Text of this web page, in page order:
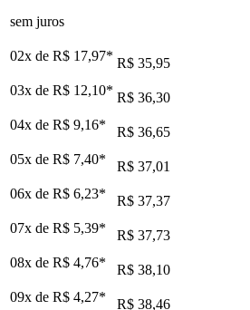
sem juros
02x de R$ 17,97* R$ 35,95
03x de R$ 12,10* R$ 36,30
04x de R$ 9,16*
R$ 36,65
05x de R$ 7,40*
R$ 37,01
06x de R$ 6,23*
R$ 37,37
07x de R$ 5,39*
R$ 37,73
08x de R$ 4,76*
R$ 38,10
09x de R$ 4,27* R$ 38,46